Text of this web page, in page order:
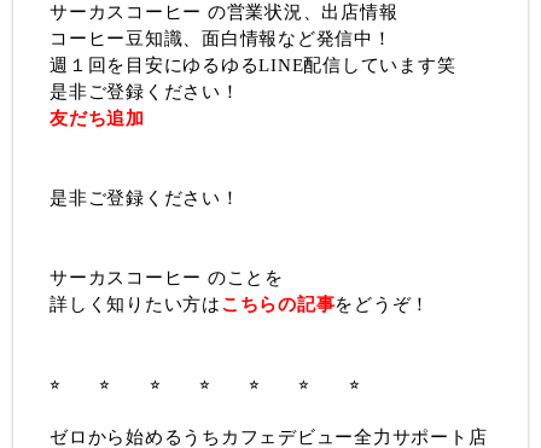
サーカスコーヒー の営業状況、出店情報
コーヒー豆知識、面白情報など発信中！
週１回を目安にゆるゆるLINE配信しています笑
是非ご登録ください！
友だち追加
是非ご登録ください！
サーカスコーヒー のことを
詳しく知りたい方はこちらの記事をどうぞ！
⭐︎ ⭐︎ ⭐︎ ⭐︎ ⭐︎ ⭐︎ ⭐︎
ゼロから始めるうちカフェデビュー全力サポート店